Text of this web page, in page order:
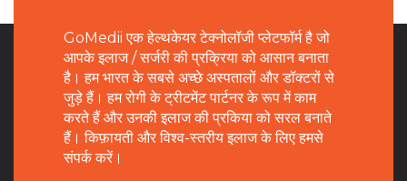
GoMedii एक हेल्थकेयर टेक्नोलॉजी प्लेटफॉर्म है जो
आपके इलाज / सर्जरी की प्रक्रिया को आसान बनाता
है। हम भारत के सबसे अच्छे अस्पतालों और डॉक्टरों से
जुड़े हैं। हम रोगी के ट्रीटमेंट पार्टनर के रूप में काम
करते हैं और उनकी इलाज की प्रकिया को सरल बनाते
हैं। किफ़ायती और विश्व-स्तरीय इलाज के लिए हमसे
संपर्क करें।